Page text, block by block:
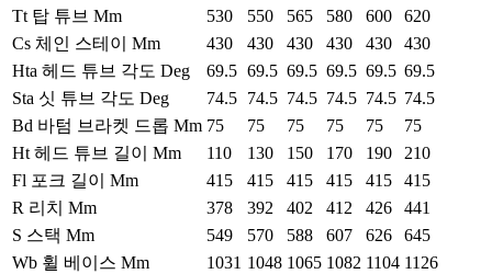
Tt 탑 튜브 Mm
530 550 565 580 600
620
Cs 체인 스테이 Mm
430 430 430 430 430
430
Hta 헤드 튜브 각도 Deg
69.5 69.5 69.5 69.5 69.5 69.5
Sta 싯 튜브 각도 Deg
74.5 74.5 74.5 74.5 74.5 74.5
Bd 바텀 브라켓 드롭 Mm 75 75 75 75 75
75
Ht 헤드 튜브 길이 Mm
110 130 150 170 190
210
Fl 포크 길이 Mm
415 415 415 415 415
415
R 리치 Mm
378 392 402 412 426
441
S 스택 Mm
549 570 588 607 626
645
Wb 휠 베이스 Mm
1031 1048 1065 1082 1104 1126